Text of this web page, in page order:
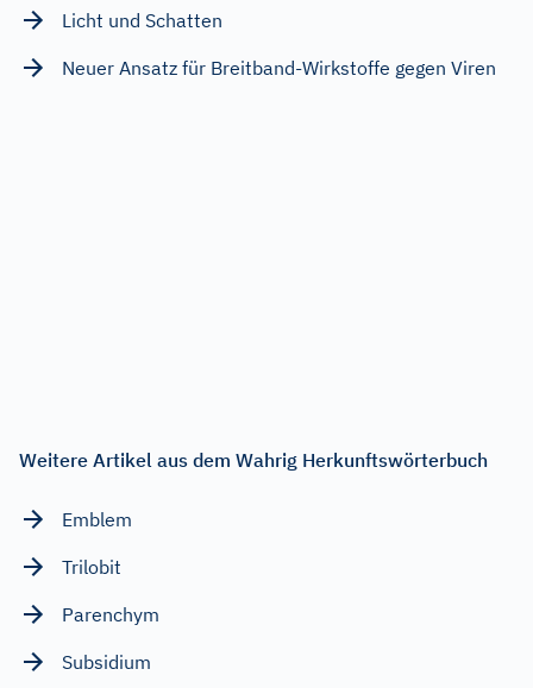
Licht und Schatten
Neuer Ansatz für Breitband-Wirkstoffe gegen Viren
Weitere Artikel aus dem Wahrig Herkunftswörterbuch
Emblem
Trilobit
Parenchym
Subsidium